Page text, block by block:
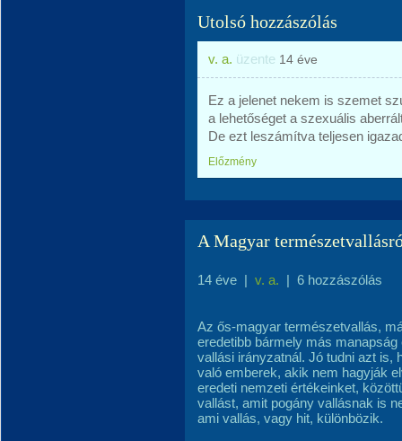
Utolsó hozzászólás
v. a. üzente 14 éve
Ez a jelenet nekem is szemet
a lehetőséget a szexuális
De ezt leszámítva teljesen
Előzmény
A Magyar
14 éve | v. a. | 6 hozzászólás
Az ős-magyar természetvallás,
eredetibb bármely más
vallási irányzatnál. Jó tudni azt is,
való emberek, akik nem hagyják
eredeti nemzeti értékeinket,
vallást, amit pogány vallásnak is
ami vallás, vagy hit, különbözik.